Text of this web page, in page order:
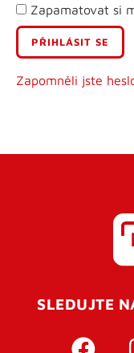
Zapamatovat si
Zapomněli jste
E-mail
Uživatelské jméno
SLEDUJTE